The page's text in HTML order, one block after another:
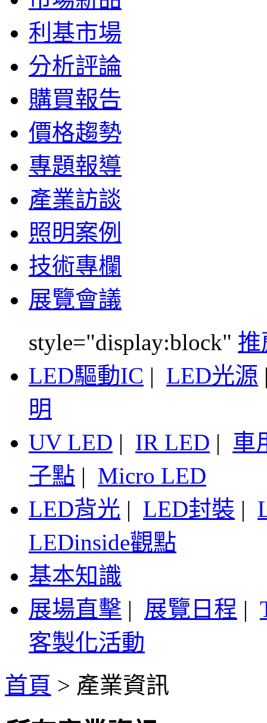
利基市場
分析評論
購買報告
價格趨勢
專題報導
產業訪談
照明案例
技術專欄
展覽會議
style="display:block" 推
LED驅動IC | LED光源
明
UV LED | IR LED | 車
子點 | Micro LED
LED背光 | LED封裝 |
LEDinside觀點
基本知識
展場直擊 | 展覽日程 |
客製化活動
首頁 > 產業資訊